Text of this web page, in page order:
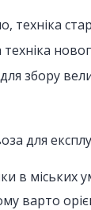
збору
для
в
варто